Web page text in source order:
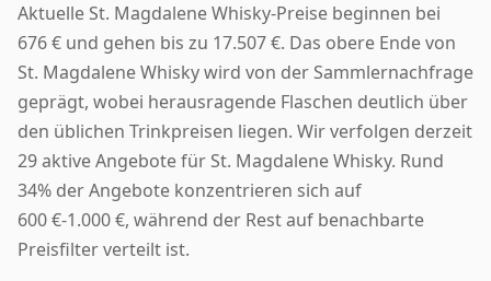
Aktuelle St. Magdalene Whisky-Preise beginnen bei
676 € und gehen bis zu 17.507 €. Das obere Ende von
St. Magdalene Whisky wird von der Sammlernachfrage
geprägt, wobei herausragende Flaschen deutlich über
den üblichen Trinkpreisen liegen. Wir verfolgen derzeit
29 aktive Angebote für St. Magdalene Whisky. Rund
34% der Angebote konzentrieren sich auf
600 €-1.000 €, während der Rest auf benachbarte
Preisfilter verteilt ist.